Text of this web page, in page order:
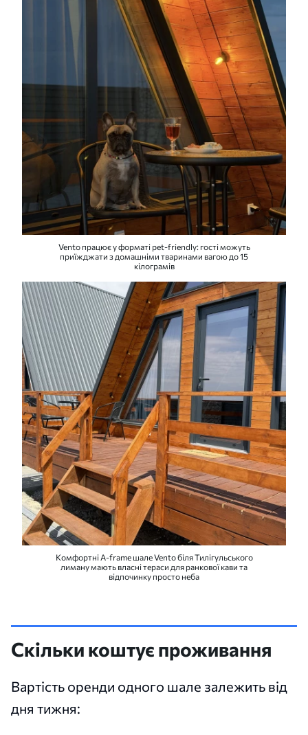
Vento працює у форматі pet-friendly: гості можуть
приїжджати з домашніми тваринами вагою до 15
кілограмів
Комфортні A-frame шале Vento біля Тилігульського
лиману мають власні тераси для ранкової кави та
відпочинку просто неба
Скільки коштує проживання
Вартість оренди одного шале залежить від
дня тижня: